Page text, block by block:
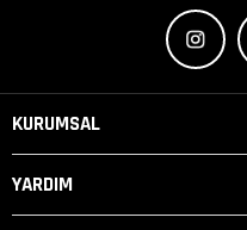
KURUMSAL
YARDIM